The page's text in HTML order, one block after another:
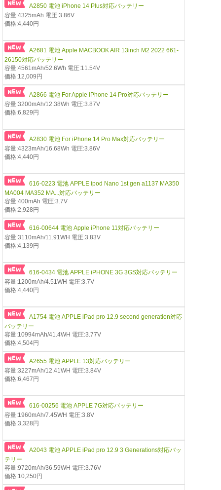
A2850 電池 iPhone 14 Plus対応バッテリー
容量:4325mAh 電圧:3.86V
価格:4,440円
A2681 電池 Apple MACBOOK AIR 13inch M2 2022 661-
26150対応バッテリー
容量:4561mAh/52.6Wh 電圧:11.54V
価格:12,009円
A2866 電池 For Apple iPhone 14 Pro対応バッテリー
容量:3200mAh/12.38Wh 電圧:3.87V
価格:6,829円
A2830 電池 For iPhone 14 Pro Max対応バッテリー
容量:4323mAh/16.68Wh 電圧:3.86V
価格:4,440円
616-0223 電池 APPLE ipod Nano 1st gen a1137 MA350
MA004 MA352 MA...対応バッテリー
容量:400mAh 電圧:3.7V
価格:2,928円
616-00644 電池 Apple iPhone 11対応バッテリー
容量:3110mAh/11.91WH 電圧:3.83V
価格:4,139円
616-0434 電池 APPLE iPHONE 3G 3GS対応バッテリー
容量:1200mAh/4.51WH 電圧:3.7V
価格:4,440円
A1754 電池 APPLE iPad pro 12.9 second generation対応
バッテリー
容量:10994mAh/41.4WH 電圧:3.77V
価格:4,504円
A2655 電池 APPLE 13対応バッテリー
容量:3227mAh/12.41WH 電圧:3.84V
価格:6,467円
616-00256 電池 APPLE 7G対応バッテリー
容量:1960mAh/7.45WH 電圧:3.8V
価格:3,328円
A2043 電池 APPLE iPad pro 12.9 3 Generations対応バッ
テリー
容量:9720mAh/36.59WH 電圧:3.76V
価格:10,250円